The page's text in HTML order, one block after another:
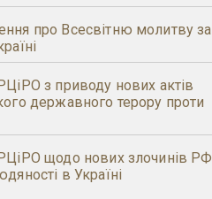
про Всесвітню молитву за
з приводу нових актів
державного терору проти
щодо нових злочинів РФ
в Україні